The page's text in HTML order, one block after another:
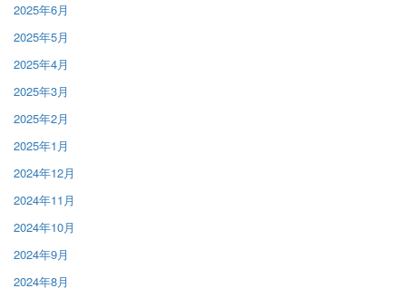
2025年6月
2025年5月
2025年4月
2025年3月
2025年2月
2025年1月
2024年12月
2024年11月
2024年10月
2024年9月
2024年8月